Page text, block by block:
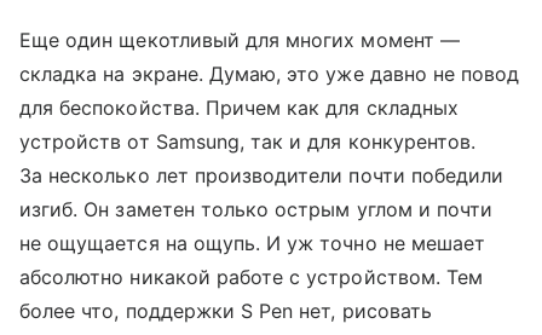
Еще один щекотливый для многих момент —
складка на экране. Думаю, это уже давно не повод
для беспокойства. Причем как для складных
устройств от Samsung, так и для конкурентов.
За несколько лет производители почти победили
изгиб. Он заметен только острым углом и почти
не ощущается на ощупь. И уж точно не мешает
абсолютно никакой работе с устройством. Тем
более что, поддержки S Pen нет, рисовать